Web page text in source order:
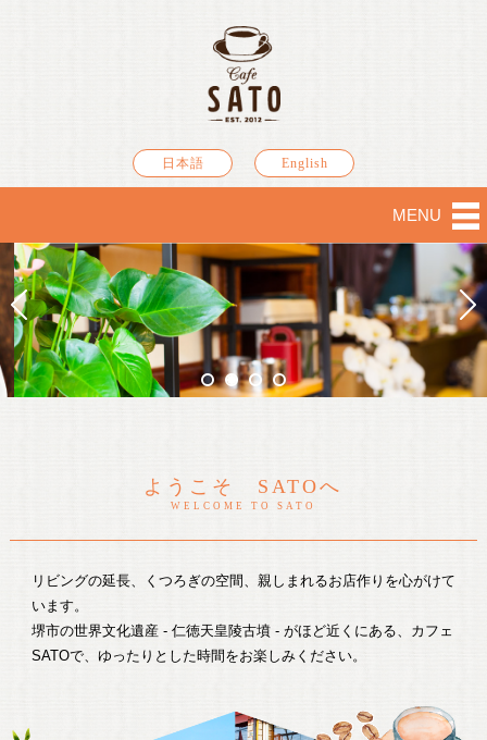
日本語 English
MENU
ようこそ SATOへ
WELCOME TO SATO
リビングの延長、くつろぎの空間、親しまれるお店作りを心がけて
います。
堺市の世界文化遺産 - 仁徳天皇陵古墳 - がほど近くにある、カフェ
SATOで、ゆったりとした時間をお楽しみください。